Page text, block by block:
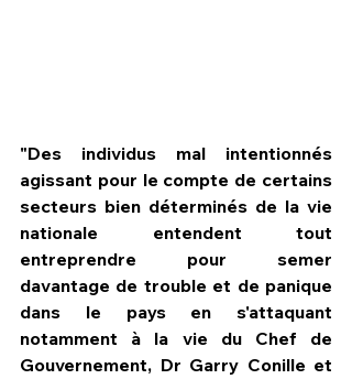
"Des individus mal intentionnés
agissant pour le compte de certains
secteurs bien déterminés de la vie
nationale entendent tout
entreprendre pour semer
davantage de trouble et de panique
dans le pays en s'attaquant
notamment à la vie du Chef de
Gouvernement, Dr Garry Conille et